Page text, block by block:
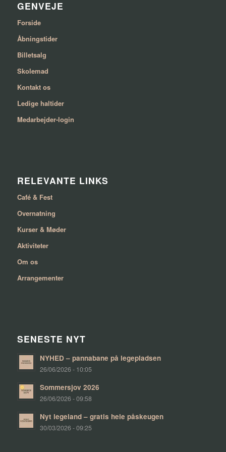
GENVEJE
Forside
Åbningstider
Billetsalg
Skolemad
Kontakt os
Ledige haltider
Medarbejder-login
RELEVANTE LINKS
Café & Fest
Overnatning
Kurser & Møder
Aktiviteter
Om os
Arrangementer
SENESTE NYT
NYHED – pannabane på legepladsen
26/06/2026 - 10:05
Sommersjov 2026
26/06/2026 - 09:58
Nyt legeland – gratis hele påskeugen
30/03/2026 - 09:25